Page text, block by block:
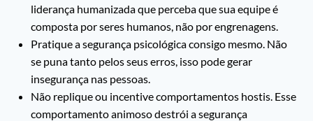
liderança humanizada que perceba que sua equipe é
composta por seres humanos, não por engrenagens.
Pratique a segurança psicológica consigo mesmo. Não
se puna tanto pelos seus erros, isso pode gerar
insegurança nas pessoas.
Não replique ou incentive comportamentos hostis. Esse
comportamento animoso destrói a segurança